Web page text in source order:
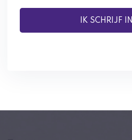
IK SCHRIJF IN